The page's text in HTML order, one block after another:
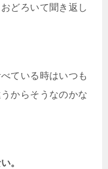
どろいて聞き返し
ている時はいつも
からそうなのかな
。